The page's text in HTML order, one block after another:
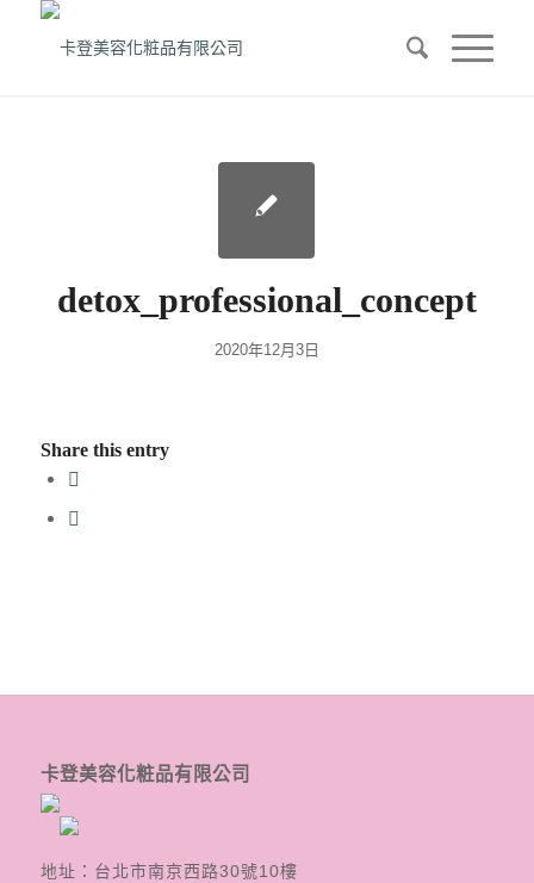
detox_professional_concept
2020年12月3日
Share this entry
卡登美容化粧品有限公司
地址：台北市南京西路30號10樓